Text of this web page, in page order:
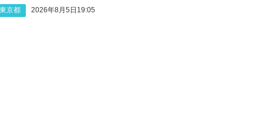
東京都 2026年8月5日19:05